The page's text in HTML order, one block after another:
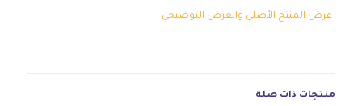
عرض المنتج الأصلي والعرض التوضيحي
منتجات ذات صلة